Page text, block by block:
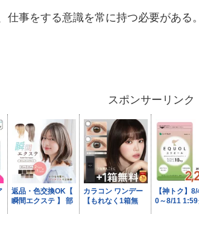
仕事をする意識を常に持つ必要がある。
スポンサーリンク